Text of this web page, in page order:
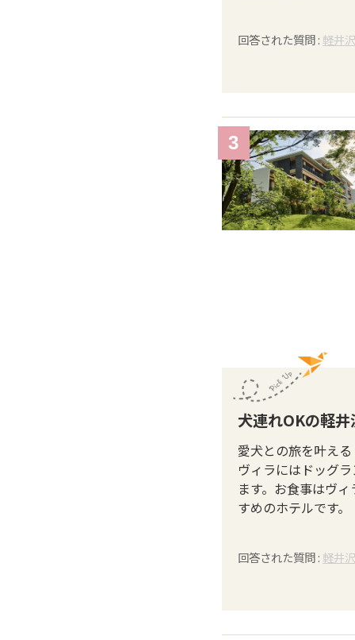
回答された質問 :軽井
3
犬連れOKの軽
愛犬との旅を叶え
ヴィラにはドッグ
ます。お食事はヴ
すめのホテルです。
回答された質問 :軽井